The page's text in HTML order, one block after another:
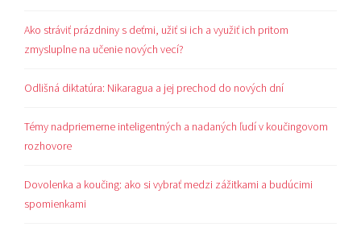
Ako stráviť prázdniny s deťmi, užiť si ich a využiť ich pritom
zmysluplne na učenie nových vecí?
Odlišná diktatúra: Nikaragua a jej prechod do nových dní
Témy nadpriemerne inteligentných a nadaných ľudí v koučingovom
rozhovore
Dovolenka a koučing: ako si vybrať medzi zážitkami a budúcimi
spomienkami